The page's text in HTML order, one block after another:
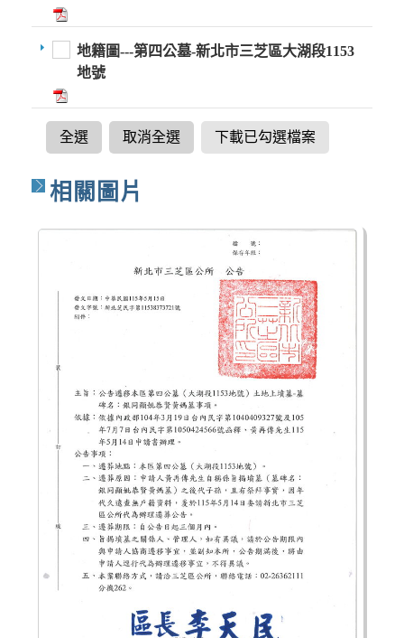
地籍圖---第四公墓-新北市三芝區大湖段1153
地號
全選 取消全選 下載已勾選檔案
相關圖片